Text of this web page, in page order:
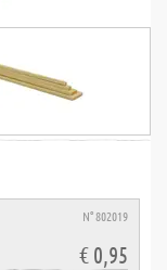
N° 802019
€ 0,95